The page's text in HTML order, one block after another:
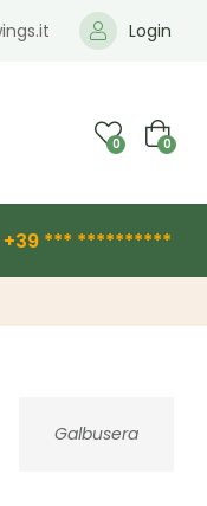
Login
0 0
+39 *** **********
Galbusera